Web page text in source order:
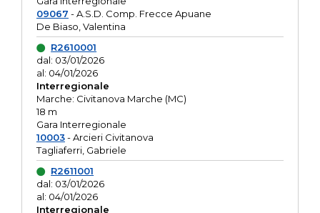
09067 - A.S.D. Comp. Frecce Apuane
De Biaso, Valentina
R2610001
dal: 03/01/2026
al: 04/01/2026
Interregionale
Marche: Civitanova Marche (MC)
18 m
Gara Interregionale
10003- Arcieri Civitanova
Tagliaferri, Gabriele
R2611001
dal: 03/01/2026
al: 04/01/2026
Interregionale